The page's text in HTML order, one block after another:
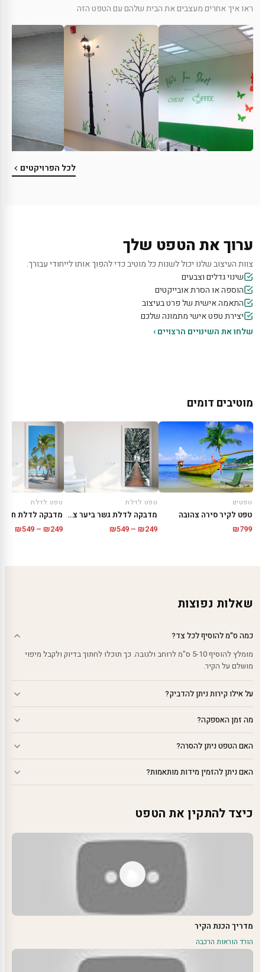
ראו איך אחרים מעצבים את הבית שלהם עם הטפט הזה
לכל הפרויקטים
ערוך את הטפט שלך
צוות העיצוב שלנו יכול לשנות כל מוטיב כדי להפוך אותו לייחודי עבורך.
שינוי גדלים וצבעים
הוספה או הסרת אובייקטים
התאמה אישית של פרט בעיצוב
יצירת טפט אישי מתמונה שלכם
שלחו את השינויים הרצויים ›
מוטיבים דומים
טפטים
טפט לקיר סירה צהובה
₪799
טפט לדלת
מדבקה לדלת גשר ביער צפוני
₪249
–
₪549
טפט לדלת
₪249
–
₪549
שאלות נפוצות
כמה ס"מ להוסיף לכל צד?
מומלץ להוסיף 5-10 ס"מ לרוחב ולגובה. כך תוכלו לחתוך בדיוק ולקבל מיפוי
מושלם על הקיר.
על אילו קירות ניתן להדביק?
מה זמן האספקה?
האם הטפט ניתן להסרה?
האם ניתן להזמין מידות מותאמות?
כיצד להתקין את הטפט
מדריך הכנת הקיר
הורד הוראות הרכבה